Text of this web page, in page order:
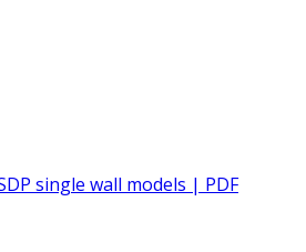
single wall models | PDF